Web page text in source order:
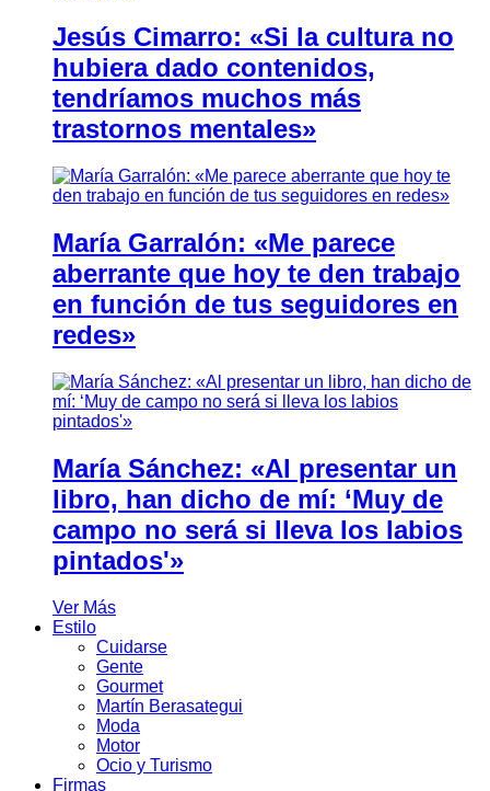
Jesús Cimarro: «Si la cultura no
hubiera dado contenidos,
tendríamos muchos más
trastornos mentales»
María Garralón: «Me parece
aberrante que hoy te den trabajo
en función de tus seguidores en
redes»
María Sánchez: «Al presentar un
libro, han dicho de mí: ‘Muy de
campo no será si lleva los labios
pintados'»
Ver Más
Estilo
Cuidarse
Gente
Gourmet
Martín Berasategui
Moda
Motor
Ocio y Turismo
Firmas